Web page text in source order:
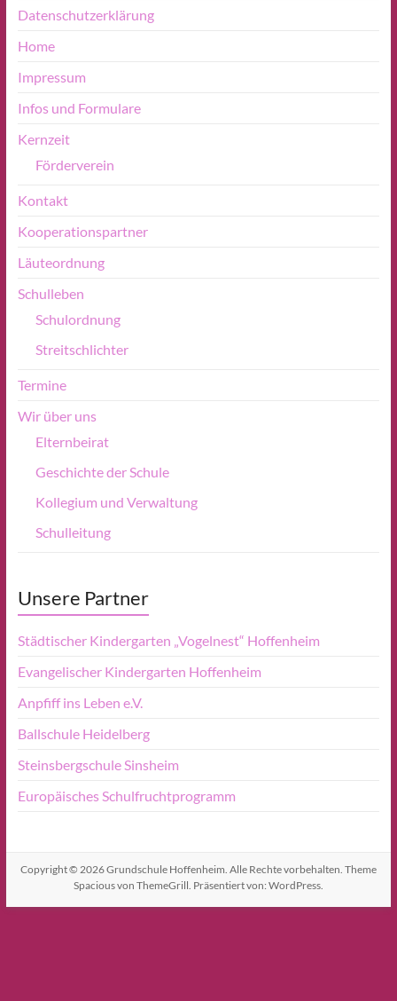
Datenschutzerklärung
Home
Impressum
Infos und Formulare
Kernzeit
Förderverein
Kontakt
Kooperationspartner
Läuteordnung
Schulleben
Schulordnung
Streitschlichter
Termine
Wir über uns
Elternbeirat
Geschichte der Schule
Kollegium und Verwaltung
Schulleitung
Unsere Partner
Städtischer Kindergarten „Vogelnest“ Hoffenheim
Evangelischer Kindergarten Hoffenheim
Anpfiff ins Leben e.V.
Ballschule Heidelberg
Steinsbergschule Sinsheim
Europäisches Schulfruchtprogramm
Copyright © 2026Grundschule Hoffenheim. Alle Rechte vorbehalten. Theme
Spaciousvon ThemeGrill. Präsentiert von: WordPress.